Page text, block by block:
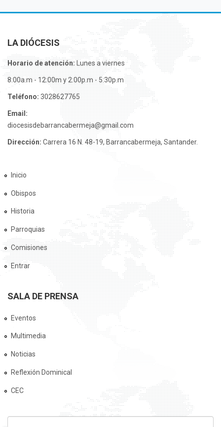
LA DIÓCESIS
Horario de atención:Lunes a viernes
8:00a.m - 12:00m y 2:00p.m - 5:30p.m
Teléfono: 3028627765
Email:
diocesisdebarrancabermeja@gmail.com
Dirección: Carrera 16 N. 48-19, Barrancabermeja, Santander.
Inicio
Obispos
Historia
Parroquias
Comisiones
Entrar
SALA DE PRENSA
Eventos
Multimedia
Noticias
Reflexión Dominical
CEC
FORMULARIO DE BÚSQUEDA